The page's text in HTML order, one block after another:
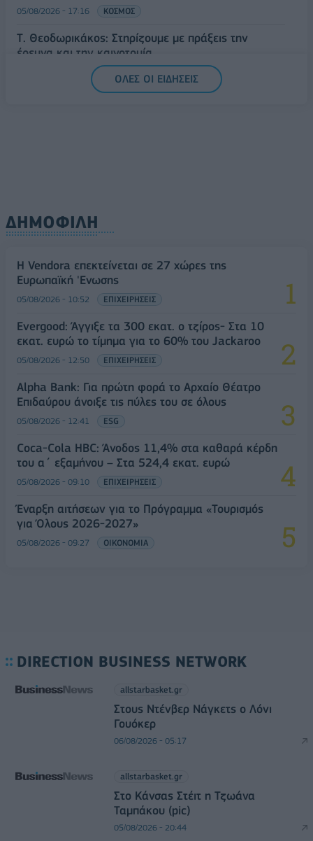
05/08/2026 - 17:16 ΚΟΣΜΟΣ
Τ. Θεοδωρικάκος: Στηρίζουμε με πράξεις την
έρευνα και την καινοτομία
ΟΛΕΣ ΟΙ ΕΙΔΗΣΕΙΣ
ΔΗΜΟΦΙΛΗ
Η Vendora επεκτείνεται σε 27 χώρες της
Ευρωπαϊκή 'Ενωσης
05/08/2026 - 10:52 ΕΠΙΧΕΙΡΗΣΕΙΣ
Evergood: Άγγιξε τα 300 εκατ. ο τζίρος- Στα 10
εκατ. ευρώ το τίμημα για το 60% του Jackaroo
05/08/2026 - 12:50 ΕΠΙΧΕΙΡΗΣΕΙΣ
Alpha Bank: Για πρώτη φορά το Αρχαίο Θέατρο
Επιδαύρου άνοιξε τις πύλες του σε όλους
05/08/2026 - 12:41 ESG
Coca-Cola HBC: Άνοδος 11,4% στα καθαρά κέρδη
του α΄ εξαμήνου – Στα 524,4 εκατ. ευρώ
05/08/2026 - 09:10 ΕΠΙΧΕΙΡΗΣΕΙΣ
Έναρξη αιτήσεων για το Πρόγραμμα «Τουρισμός
για Όλους 2026-2027»
05/08/2026 - 09:27 ΟΙΚΟΝΟΜΙΑ
DIRECTION BUSINESS NETWORK
allstarbasket.gr
Στους Ντένβερ Νάγκετς ο Λόνι
Γουόκερ
06/08/2026 - 05:17
allstarbasket.gr
Στο Κάνσας Στέιτ η Τζωάνα
Ταμπάκου (pic)
05/08/2026 - 20:44